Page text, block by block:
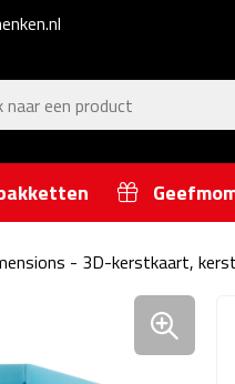
- 3D-kerstkaart,